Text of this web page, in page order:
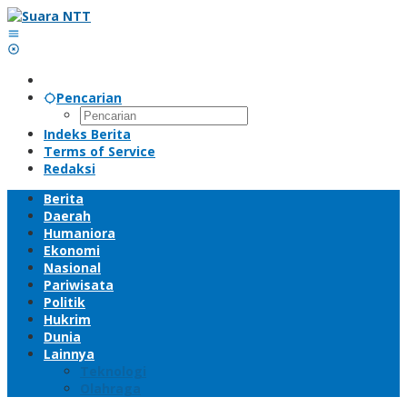
Lewati
ke
konten
Pencarian
Indeks Berita
Terms of Service
Redaksi
Berita
Daerah
Humaniora
Ekonomi
Nasional
Pariwisata
Politik
Hukrim
Dunia
Lainnya
Teknologi
Olahraga